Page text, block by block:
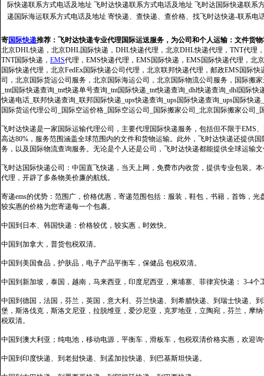
际快递联系方式电话及地址 飞时达快递联系方式电话及地址 飞时达国际快递联系
递国际海运联系方式电话及地址 寄快递、查快递、查价格、找飞时达快递-联系电
寄国际快递推荐： 飞时达快递专业代理国际运送服务，为公司和个人运输：文件货
北京DHL快递，北京DHL国际快递，DHL快递代理，北京DHL快递代理，TNT代理
TNT国际快递， EMS代理，EMS快递代理，EMS国际快递，EMS国际快递代理，北
国际快递代理，北京FedEx国际快递公司代理，北京联邦快递代理，邮政EMS国际
司，北京国际货运公司服务，北京国际海运公司，北京国际物流公司服务，国际搬
_tnt国际快递查询_tnt快递单号查询_tnt国际快递_tnt快递查询_dhl快递查询_dhl国际
快递电话_联邦快递查询_联邦国际快递_ups快递查询_ups国际快递查询_ups国际快
国际货运代理公司_国际空运价格_国际空运公司_国际搬家公司_北京国际搬家公司_
飞时达快递是一家国际运输代理公司，主要代理国际快递服务，包括但不限于EMS
高达80%，服务范围涵盖全球范围内的文件和货物运输。此外，飞时达快递还提供
务，以及国际物流查询服务。无论是个人还是公司，飞时达快递都能提供全球运输
飞时达国际快递公司：中国直飞快递，当天上网，免费市内收货，提供专业包装。
代理，开辟了多条物美价廉的航线。
寄递ems的优势：范围广，价格优惠，寄递范围包括：服装，鞋包，书籍，首饰，
较实惠的价格为您寄递每一个包裹。
中国到日本、韩国快递：价格较优，较实惠，时效快。
中国到加拿大，普货包税双清。
中国到美国食品，护肤品，电子产品平衡车，保健品 包税双清。
中国到新加坡，泰国，越南，马来西亚，印度尼西亚，柬埔寨、菲律宾快递： 3-4个
中国到德国，法国，芬兰，英国，意大利、芬兰快递、到希腊快递、到瑞士快递、
堡，斯洛伐克，斯洛文尼亚，拉脱维亚，爱沙尼亚，克罗地亚，立陶宛，芬兰，摩
税双清。
中国到澳大利亚；纯电池，移动电源，平衡车，滑板车，包税双清价格实惠，欢迎
中国到印度快递、到老挝快递、到孟加拉快递、到巴基斯坦快递。